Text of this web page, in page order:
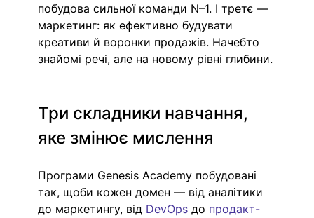
побудова сильної команди N–1. І третє —
маркетинг: як ефективно будувати
креативи й воронки продажів. Начебто
знайомі речі, але на новому рівні глибини.
Три складники навчання,
яке змінює мислення
Програми Genesis Academy побудовані
так, щоби кожен домен — від аналітики
до маркетингу, від DevOps до продакт-